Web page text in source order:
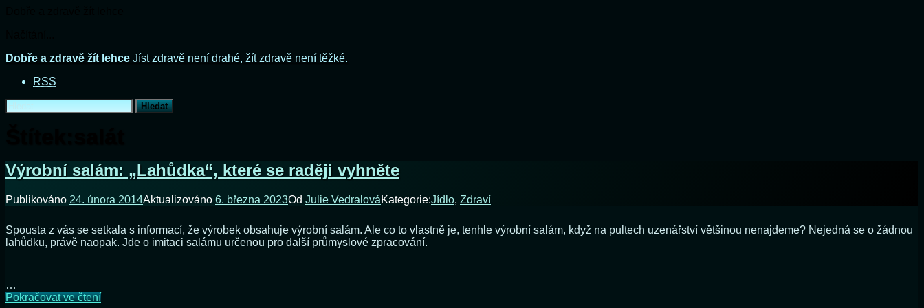
Přejít
obsahu
Dobře a zdravě žít lehce Jíst zdravě není drahé, žít zdravě není těžké.
RSS
Vyhledávání
Výrobní salám: „Lahůdka“, které se raději vyhněte
Publikováno 24. února 2014Aktualizováno 6. března 2023Od Julie VedralováKategorie:Jídlo, Zdraví
Spousta z vás se setkala s informací, že výrobek obsahuje výrobní salám. Ale co to vlastně je, tenhle výrobní salám, když na pultech uzenářství většinou nenajdeme? Nejedná se o žádnou
lahůdku, právě naopak. Jde o imitaci salámu určenou pro další průmyslové zpracování.
…
Pokračovat ve čteníVýrobní